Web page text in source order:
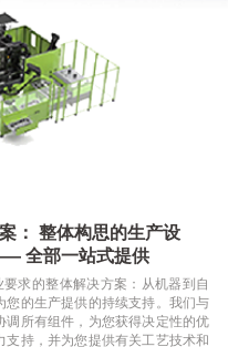
医疗 3C电子
日用品
： 整体构思的生产设
全部一站式提供
求的整体解决方案：从机器到自
的生产提供的持续支持。我们与
所有组件，为您获得决定性的优
持，并为您提供有关工艺技术和